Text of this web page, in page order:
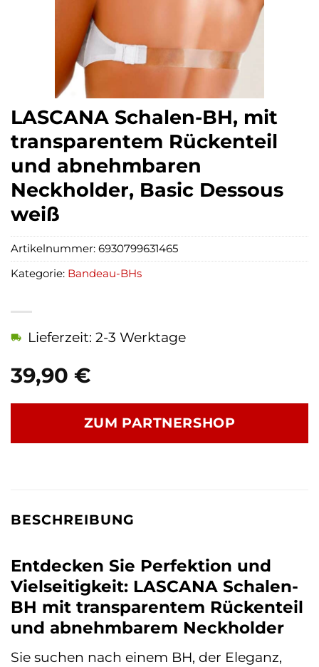
LASCANA Schalen-BH, mit
transparentem Rückenteil
und abnehmbaren
Neckholder, Basic Dessous
weiß
39,90 €
Lieferzeit: 2-3 Werktage
ZUM PARTNERSHOP
Artikelnummer: 6930799631465
Kategorie: Bandeau-BHs
BESCHREIBUNG
Entdecken Sie Perfektion und
Vielseitigkeit: LASCANA Schalen-
BH mit transparentem Rückenteil
und abnehmbarem Neckholder
Sie suchen nach einem BH, der Eleganz,